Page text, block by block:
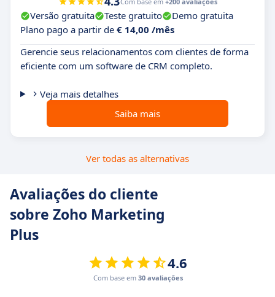
Versão gratuita Teste gratuito
Demo gratuita
Plano pago a partir de € 14,00 /mês
Gerencie seus relacionamentos com clientes de forma
eficiente com um software de CRM completo.
Veja mais detalhes
Saiba mais
Ver todas as alternativas
Avaliações do cliente
sobre Zoho Marketing
Plus
4.6
Com base em 30 avaliações